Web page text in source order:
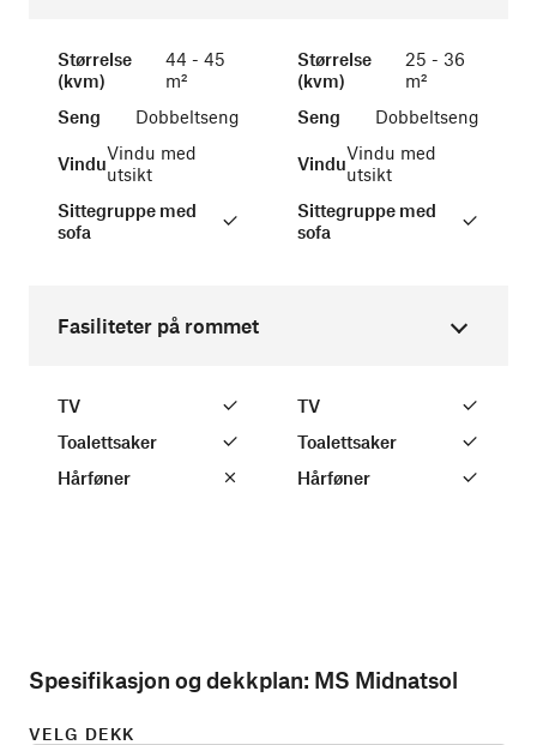
Størrelse
(kvm)
44 - 45
m²
Seng
Dobbeltseng
VinduVindu med
utsikt
Sittegruppe med
sofa
Størrelse
(kvm)
25 - 36
m²
Seng
Dobbeltseng
VinduVindu med
utsikt
Sittegruppe med
sofa
Fasiliteter på rommet
TV
Toalettsaker
Hårføner
TV
Toalettsaker
Hårføner
Spesifikasjon og dekkplan: MS Midnatsol
VELG DEKK